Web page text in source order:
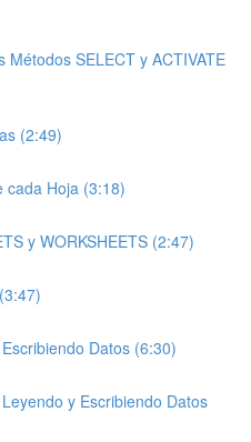
Métodos SELECT y ACTIVATE
(2:49)
cada Hoja (3:18)
y WORKSHEETS (2:47)
Datos (6:30)
y Escribiendo Datos